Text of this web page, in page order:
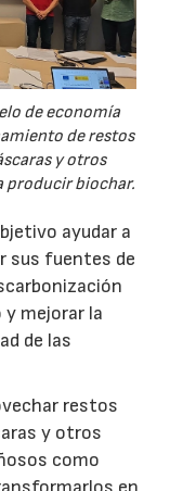
de economía
de restos
y otros
producir biochar.
ayudar a
sus fuentes de
mejorar la
de las
restos
y otros
como